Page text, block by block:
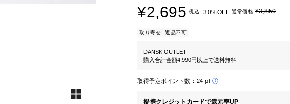
¥2,695 税込 30%OFF 通常価格¥3,850
取り寄せ 返品不可
DANSK OUTLET
購入合計金額4,990円以上で送料無料
取得予定ポイント数： 24 pt
提携クレジットカードで還元率UP